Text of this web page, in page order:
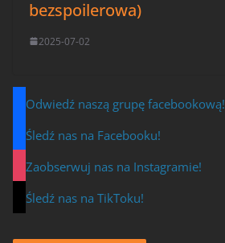
bezspoilerowa)
2025-07-02
Odwiedź naszą grupę facebookową!
Śledź nas na Facebooku!
Zaobserwuj nas na Instagramie!
Śledź nas na TikToku!